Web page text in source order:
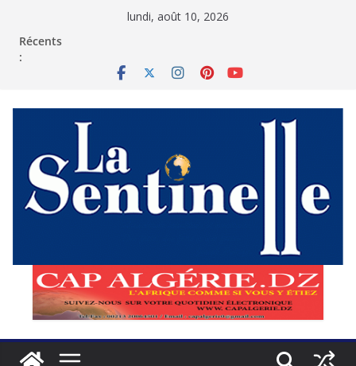
lundi, août 10, 2026
Récents
: